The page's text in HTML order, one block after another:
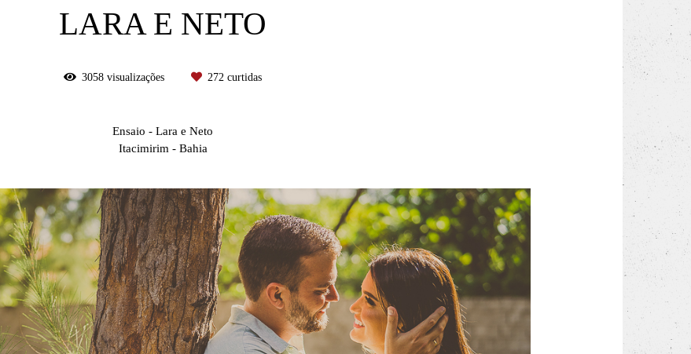
LARA E NETO
3058 visualizações 272 curtidas
Ensaio - Lara e Neto
Itacimirim - Bahia